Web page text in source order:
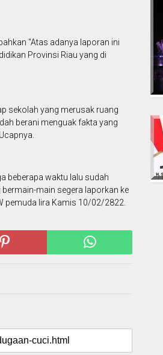
"Atas adanya laporan ini
Provinsi Riau yang di
sekolah yang merusak ruang
berani menguak fakta yang
beberapa waktu lalu sudah
main segera laporkan ke
pemuda lira Kamis 10/02/2822.